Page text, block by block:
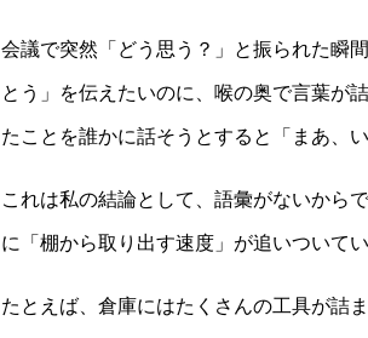
会議で突然「どう思う？」と振られた瞬
とう」を伝えたいのに、喉の奥で言葉が
たことを誰かに話そうとすると「まあ、
これは私の結論として、語彙がないから
に「棚から取り出す速度」が追いついて
たとえば、倉庫にはたくさんの工具が詰